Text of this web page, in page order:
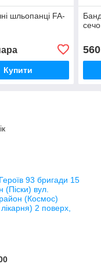
шльопанці FA-
Купити
560
93 бригади 15
вул.
(Космос)
2 поверх,